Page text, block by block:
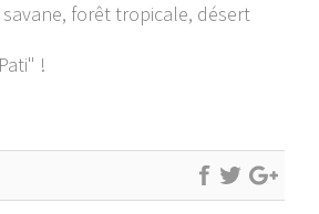
forêt tropicale, désert
!